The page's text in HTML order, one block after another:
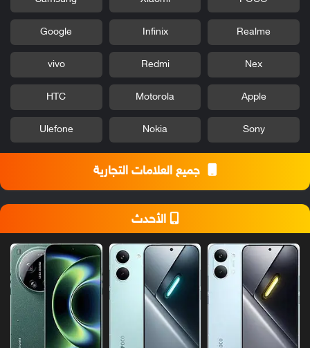
Realme
Infinix
Google
Nex
Redmi
vivo
Apple
Motorola
HTC
Sony
Nokia
Ulefone
جميع العلامات التجارية
الأحدث